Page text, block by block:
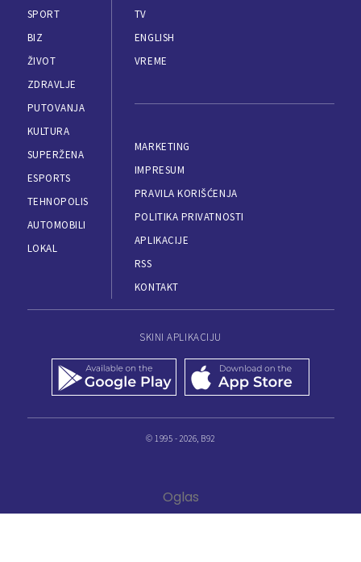
SPORT
BIZ
ŽIVOT
ZDRAVLJE
PUTOVANJA
KULTURA
SUPERŽENA
ESPORTS
TEHNOPOLIS
AUTOMOBILI
LOKAL
TV
ENGLISH
VREME
MARKETING
IMPRESUM
PRAVILA KORIŠĆENJA
POLITIKA PRIVATNOSTI
APLIKACIJE
RSS
KONTAKT
SKINI APLIKACIJU
© 1995 - 2026, B92